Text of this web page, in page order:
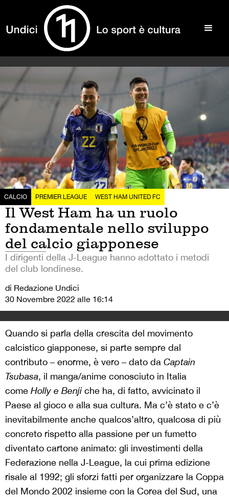
CALCIO PREMIER LEAGUE WEST HAM UNITED FC
Il West Ham ha un ruolo
fondamentale nello sviluppo
del calcio giapponese
I dirigenti della J-League hanno adottato i metodi
del club londinese.
di Redazione Undici
30 Novembre 2022 alle 16:14
Quando si parla della crescita del movimento
calcistico giapponese, si parte sempre dal
contributo – enorme, è vero – dato da Captain
Tsubasa, il manga/anime conosciuto in Italia
come Holly e Benji che ha, di fatto, avvicinato il
Paese al gioco e alla sua cultura. Ma c’è stato e c’è
inevitabilmente anche qualcos’altro, qualcosa di più
concreto rispetto alla passione per un fumetto
diventato cartone animato: gli investimenti della
Federazione nella J-League, la cui prima edizione
risale al 1992; gli sforzi fatti per organizzare la Coppa
del Mondo 2002 insieme con la Corea del Sud, una